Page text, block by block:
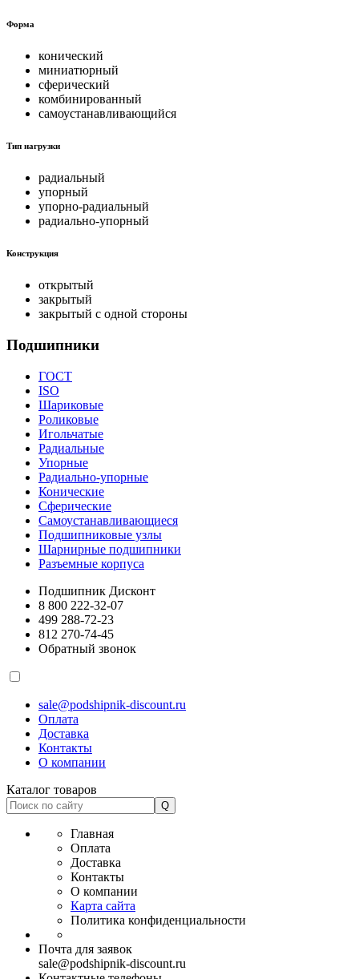
Форма
конический
миниатюрный
сферический
комбинированный
самоустанавливающийся
Тип нагрузки
радиальный
упорный
упорно-радиальный
радиально-упорный
Конструкция
открытый
закрытый
закрытый с одной стороны
Подшипники
ГОСТ
ISO
Шариковые
Роликовые
Игольчатые
Радиальные
Упорные
Радиально-упорные
Конические
Сферические
Самоустанавливающиеся
Подшипниковые узлы
Шарнирные подшипники
Разъемные корпуса
Подшипник Дисконт
8 800 222-32-07
499 288-72-23
812 270-74-45
Обратный звонок
sale@podshipnik-discount.ru
Оплата
Доставка
Контакты
О компании
Каталог товаров
Главная
Оплата
Доставка
Контакты
О компании
Карта сайта
Политика конфиденциальности
Почта для заявок
sale@podshipnik-discount.ru